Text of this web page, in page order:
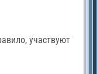
участвуют